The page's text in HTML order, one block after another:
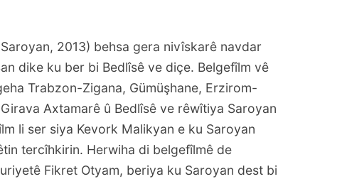
2013) behsa gera nivîskarê navdar
dike ku ber bi Bedlîsê ve diçe. Belgefîlm vê
Trabzon-Zigana, Gümüşhane, Erzirom-
Axtamarê û Bedlîsê ve rêwîtiya Saroyan
li ser siya Kevork Malikyan e ku Saroyan
tercîhkirin. Herwiha di belgefîlmê de
Fikret Otyam, beriya ku Saroyan dest bi